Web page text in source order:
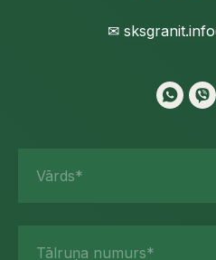
✉
Vārds*
Tālruņa numurs*